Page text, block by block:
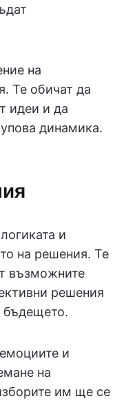
на
Те обичат да
идеи и да
динамика.
и
на решения. Те
възможните
решения
бъдещето.
и
на
им ще се